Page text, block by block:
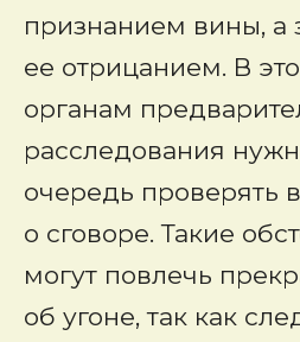
признанием вины, а
ее отрицанием. В
органам
расследования
очередь проверять
о сговоре. Такие
могут повлечь
об угоне, так как